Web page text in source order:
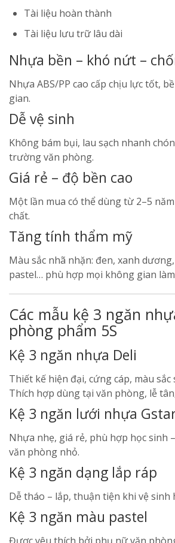
Tài liệu hoàn thành
Tài liệu lưu trữ lâu dài
Nhựa bền – khó nứt –
Nhựa ABS/PP cao cấp chịu lực tốt,
gian.
Dễ vệ sinh
Không bám bụi, lau sạch nhanh
trường văn phòng.
Giá rẻ – độ bền cao
Một lần mua có thể dùng từ 2–5
chất.
Tăng tính thẩm mỹ
Màu sắc nhã nhặn: đen, xanh
pastel… phù hợp mọi không gian làm
Các mẫu kệ 3 ngăn
phòng phẩm 5S
Kệ 3 ngăn nhựa Deli
Thiết kế hiện đại, cứng cáp, màu
Thích hợp dùng tại văn phòng, lễ
Kệ 3 ngăn lưới nhựa
Nhựa nhẹ, giá rẻ, phù hợp học sinh
văn phòng nhỏ.
Kệ 3 ngăn dạng lắp ráp
Dễ tháo – lắp, thuận tiện khi vệ sinh
Kệ 3 ngăn màu pastel